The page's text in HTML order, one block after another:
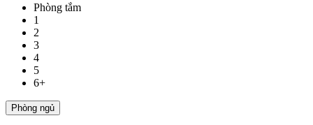
Phòng tắm
1
2
3
4
5
6+
Phòng ngủ